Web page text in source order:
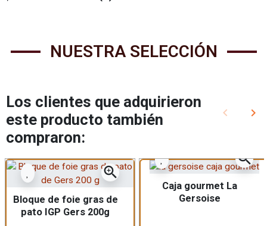
NUESTRA SELECCIÓN
Los clientes que adquirieron
este producto también
compraron:
Anterior
keyboard_arrow_left keyboard_arrow_right
zoom_in
Bloque de foie gras de
pato IGP Gers 200g
zoom_in
Caja gourmet La
Gersoise